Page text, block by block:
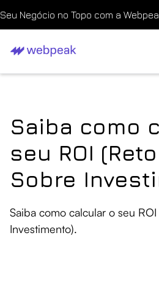
Seu Negócio no Topo com a
Saiba como
seu ROI
Sobre
Saiba como calcular o seu
Investimento).